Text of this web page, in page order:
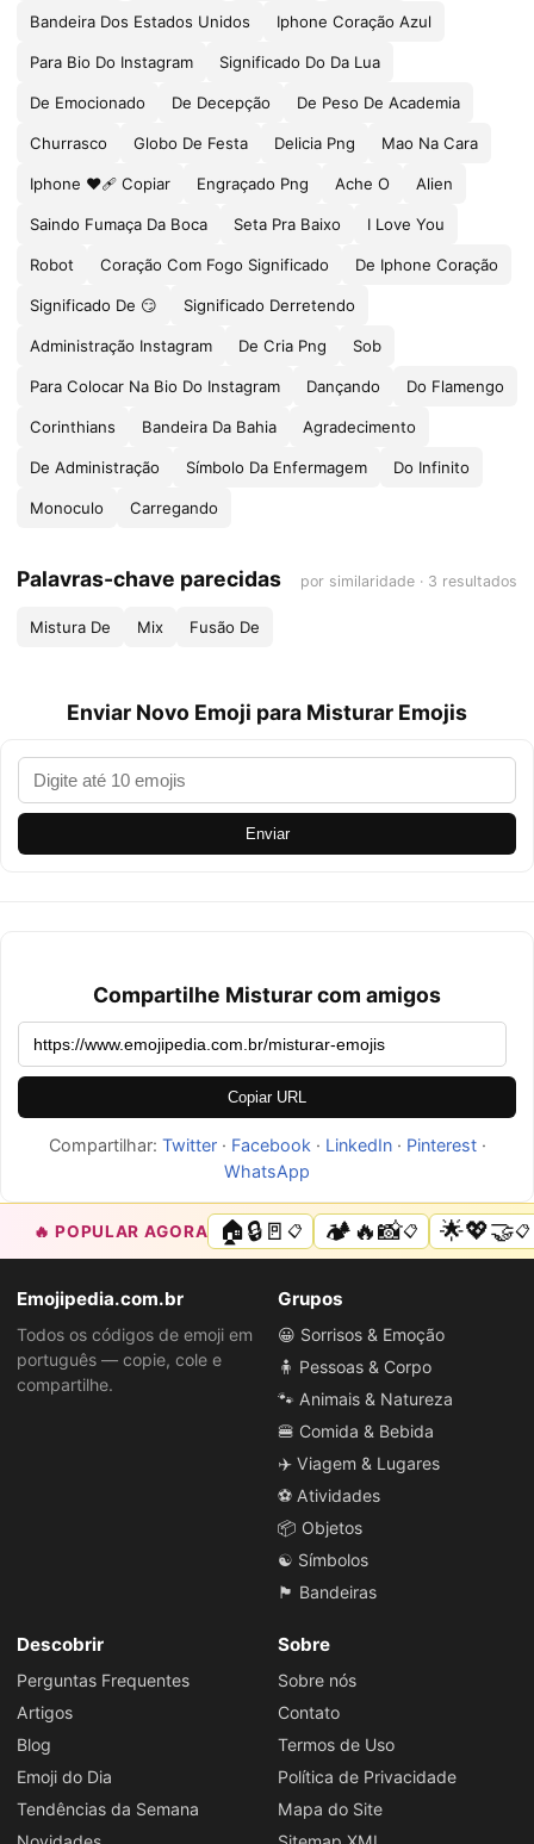
Bandeira Dos Estados Unidos Iphone Coração Azul
Para Bio Do Instagram Significado Do Da Lua
De Emocionado De Decepção De Peso De Academia
Churrasco Globo De Festa Delicia Png Mao Na Cara
Iphone ❤🩹 Copiar Engraçado Png Ache O Alien
Saindo Fumaça Da Boca Seta Pra Baixo I Love You
Robot Coração Com Fogo Significado De Iphone Coração
Significado De 😏 Significado Derretendo
Administração Instagram De Cria Png Sob
Para Colocar Na Bio Do Instagram Dançando Do Flamengo
Corinthians Bandeira Da Bahia Agradecimento
De Administração Símbolo Da Enfermagem Do Infinito
Monoculo Carregando
Palavras-chave parecidas por similaridade · 3 resultados
Mistura De Mix Fusão De
Enviar Novo Emoji para Misturar Emojis
Enviar
Compartilhe Misturar com amigos
Copiar URL
Compartilhar: Twitter· Facebook · LinkedIn· Pinterest·
WhatsApp
🔥 POPULAR AGORA 🏠🔒🚪📋 🏕️🔥📸📋 🌟💖🤝📋
Emojipedia.com.br
Todos os códigos de emoji em
português — copie, cole e
compartilhe.
Grupos
😀 Sorrisos & Emoção
🧍 Pessoas & Corpo
🐾 Animais & Natureza
🍔 Comida & Bebida
✈️ Viagem & Lugares
⚽ Atividades
📦 Objetos
☯️ Símbolos
🏴 Bandeiras
Descobrir
Perguntas Frequentes
Artigos
Blog
Emoji do Dia
Tendências da Semana
Sobre
Sobre nós
Contato
Termos de Uso
Política de Privacidade
Mapa do Site